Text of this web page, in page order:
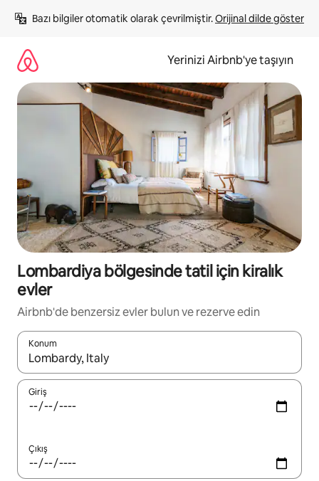
atla
Bazı bilgiler otomatik olarak çevrilmiştir. Orijinal dilde göster
Yerinizi Airbnb'ye taşıyın
Lombardiya bölgesinde tatil için kiralık
evler
Airbnb'de benzersiz evler bulun ve rezerve edin
Konum
Sonuçlar kullanılabilir olduğunda yukarı ve aşağı oklarıyla
Giriş
Çıkış